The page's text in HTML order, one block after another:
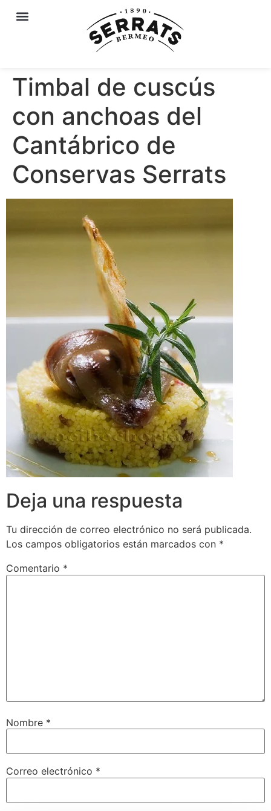
Timbal de cuscús
con anchoas del
Cantábrico de
Conservas Serrats
Deja una respuesta
Tu dirección de correo electrónico no será publicada.
Los campos obligatorios están marcados con *
Comentario *
Nombre *
Correo electrónico *